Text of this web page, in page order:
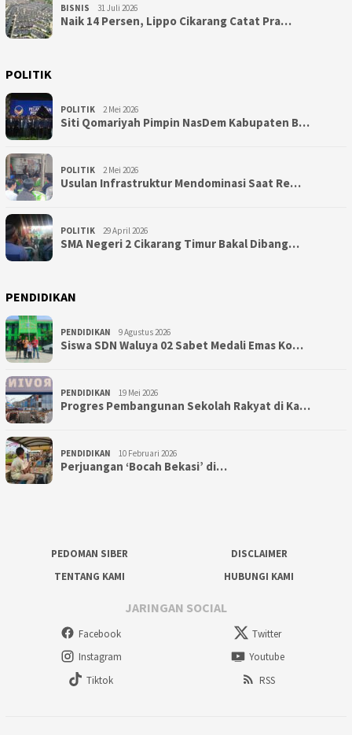
BISNIS 31 Juli 2026
Naik 14 Persen, Lippo Cikarang Catat Pra…
POLITIK
POLITIK 2 Mei 2026
Siti Qomariyah Pimpin NasDem Kabupaten B…
POLITIK 2 Mei 2026
Usulan Infrastruktur Mendominasi Saat Re…
POLITIK 29 April 2026
SMA Negeri 2 Cikarang Timur Bakal Dibang…
PENDIDIKAN
PENDIDIKAN 9 Agustus 2026
Siswa SDN Waluya 02 Sabet Medali Emas Ko…
PENDIDIKAN 19 Mei 2026
Progres Pembangunan Sekolah Rakyat di Ka…
PENDIDIKAN 10 Februari 2026
Perjuangan ‘Bocah Bekasi’ di…
PEDOMAN SIBER
DISCLAIMER
TENTANG KAMI
HUBUNGI KAMI
JARINGAN SOCIAL
Facebook
Twitter
Instagram
Youtube
Tiktok
RSS